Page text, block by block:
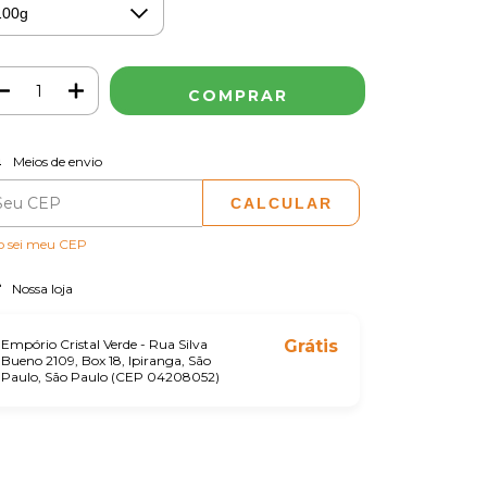
para o CEP:
Meios de envio
CALCULAR
sei meu CEP
Nossa loja
Empório Cristal Verde - Rua Silva
Bueno 2109, Box 18, Ipiranga, São
Paulo, São Paulo (CEP 04208052)
Grátis